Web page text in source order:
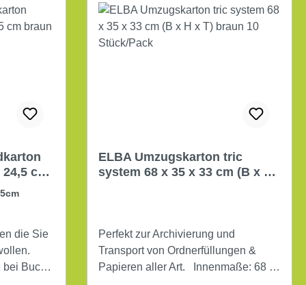
24,5 cm
die Sie
bei Buch-
ELBA Umzugskarton tric
system 68 x 35 x 33 cm (B x H
Perfekt zur Archivierung und
Transport von Ordnerfüllungen &
Papieren aller Art. Innenmaße: 68 x